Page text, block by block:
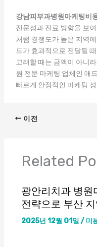
강남피부과병원마케팅비
전문성과 진료 방향을 보
처럼 경쟁도가 높은 지역
드가 효과적으로 전달될
고려할 때는 금액이 아니
원 전문 마케팅 업체인 애
빠르게 안정적인 마케팅
이전
Related
광안리치과 병원
전략으로 부산
2025년 12월 01일 / 미